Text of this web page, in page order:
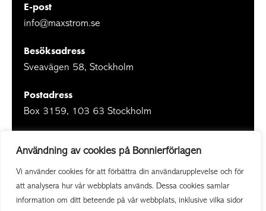
Användning av cookies på Bonnierförlagen
Vi använder cookies för att förbättra din användarupplevelse och för
att analysera hur vår webbplats används. Dessa cookies samlar
information om ditt beteende på vår webbplats, inklusive vilka sidor
E-post
info@maxstrom.se
Besöksadress
Sveavägen 58, Stockholm
Postadress
Box 3159, 103 63 Stockholm
Om Bonnierförlagen
Cookies